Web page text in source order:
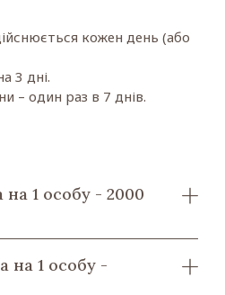
кожен день (або
3 дні.
– один раз в 7 днів.
на 1 особу - 2000
на 1 особу -